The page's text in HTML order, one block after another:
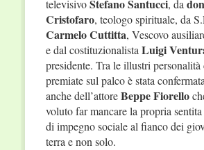
televisivoStefano Santucci, da
Cristofaro, teologo spirituale, da
Carmelo Cuttitta, Vescovo
e dal costituzionalista Luigi
presidente. Tra le illustri personalità
premiate sul palco è stata
anche dell’attoreBeppe Fiorello
voluto far mancare la propria
di impegno sociale al fianco dei
terra e non solo.